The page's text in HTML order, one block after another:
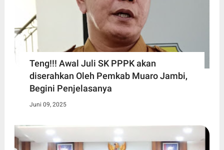
Teng!!! Awal Juli SK PPPK akan
diserahkan Oleh Pemkab Muaro Jambi,
Begini Penjelasanya
Juni 09, 2025